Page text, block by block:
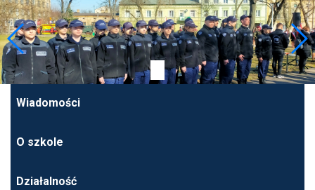
Wiadomości
O szkole
Działalność